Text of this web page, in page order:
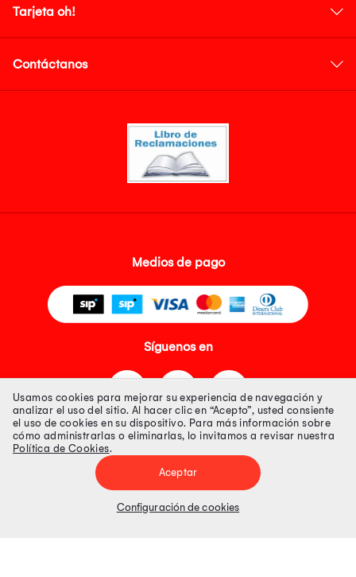
Tarjeta oh!
Contáctanos
Medios de pago
Síguenos en
Tienda 100% Segura
Tiendas Peruanas S.A. R.U.C. Nº 20493020618. Todos los derechos
Precios disponibles solo en www.oechsle.pe. Precios online publicados
Usamos cookies para mejorar su experiencia de navegación y
analizar el uso del sitio. Al hacer clic en “Acepto”, usted consiente
el uso de cookies en su dispositivo. Para más información sobre
cómo administrarlas o eliminarlas, lo invitamos a revisar nuestra
Política de Cookies.
Aceptar
Configuración de cookies